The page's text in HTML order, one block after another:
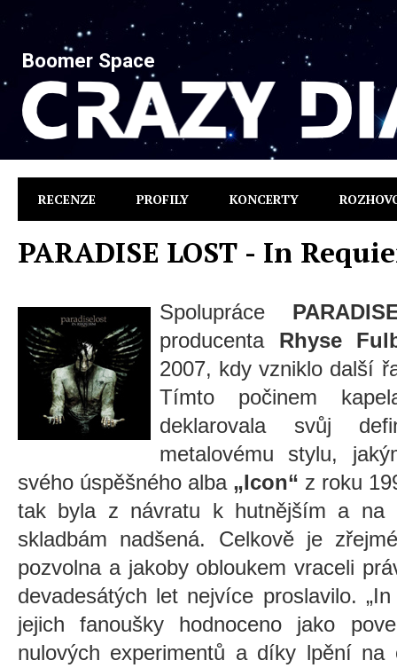
Boomer Space
RECENZE PROFILY KONCERTY
PARADISE LOST - In
Spolupráce
producenta Rhyse
2007, kdy vzniklo další
Tímto počinem
deklarovala svůj
metalovému stylu,
svého úspěšného alba „Icon“ z roku
tak byla z návratu k hutnějším a na
skladbám nadšená. Celkově je
pozvolna a jakoby obloukem vraceli
devadesátých let nejvíce proslavilo.
jejich fanoušky hodnoceno jako
nulových experimentů a díky lpění na